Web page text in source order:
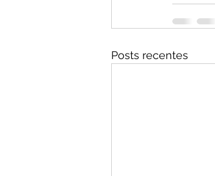
Posts recentes